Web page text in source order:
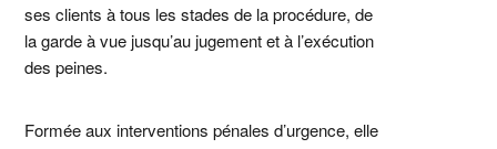
ses clients à tous les stades de la procédure, de
la garde à vue jusqu’au jugement et à l’exécution
des peines.
Formée aux interventions pénales d’urgence, elle